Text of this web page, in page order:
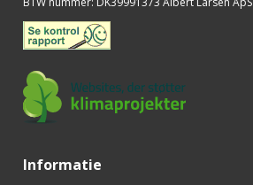
Informatie